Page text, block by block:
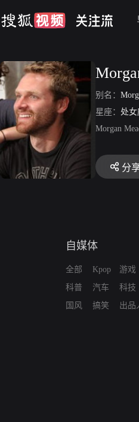
别名：
星座： 处女
Morgan
分
自媒体
全部
科普
国风
Kpop
汽车
搞笑
游戏
科技
出品